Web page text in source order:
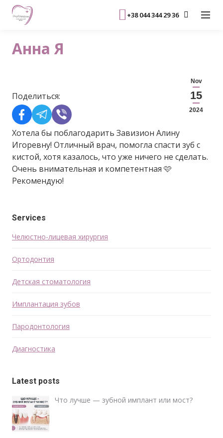
+38 044 344 29 36
Анна Я
Nov
15
2024
Поделиться:
Хотела бы поблагодарить Завизион Алину
Игоревну! Отличный врач, помогла спасти зуб с
кистой, хотя казалось, что уже ничего не сделать.
Очень внимательная и компетентная 🩷
Рекомендую!
Services
Челюстно-лицевая хирургия
Ортодонтия
Детская стоматология
Имплантация зубов
Пародонтология
Диагностика
Latest posts
Что лучше — зубной имплант или мост?